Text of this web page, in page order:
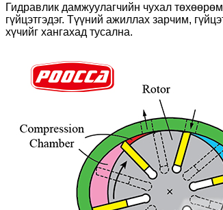
Гидравлик дамжуулагчийн чухал
гүйцэтгэдэг. Түүний ажиллах зарчим,
хүчийг хангахад тусална.